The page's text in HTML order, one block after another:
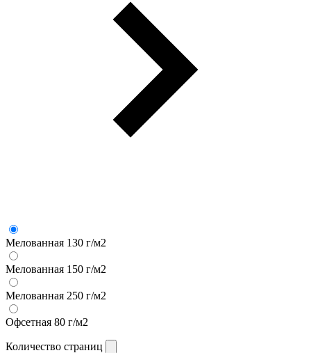
Мелованная 130 г/м2
Мелованная 150 г/м2
Мелованная 250 г/м2
Офсетная 80 г/м2
Количество страниц